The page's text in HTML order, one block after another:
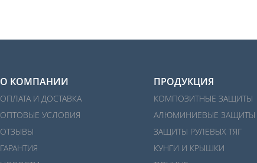
О КОМПАНИИ
ОПЛАТА И ДОСТАВКА
ОПТОВЫЕ УСЛОВИЯ
ОТЗЫВЫ
ГАРАНТИЯ
ПРОДУКЦИЯ
КОМПОЗИТНЫЕ ЗАЩИТЫ
АЛЮМИНИЕВЫЕ ЗАЩИТЫ
ЗАЩИТЫ РУЛЕВЫХ ТЯГ
КУНГИ И КРЫШКИ